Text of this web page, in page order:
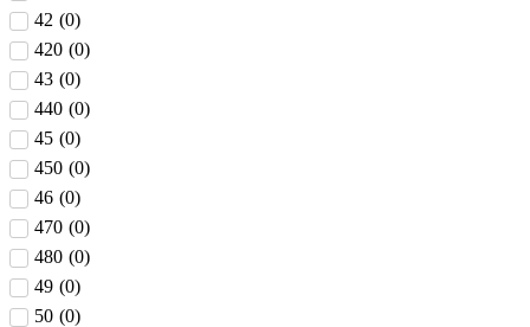
42 (0)
420 (0)
43 (0)
440 (0)
45 (0)
450 (0)
46 (0)
470 (0)
480 (0)
49 (0)
50 (0)